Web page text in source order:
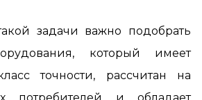
задачи важно подобрать
который имеет
точности, рассчитан на